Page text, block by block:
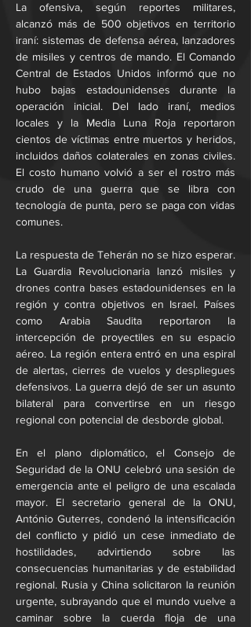
La ofensiva, según reportes militares,
alcanzó más de 500 objetivos en territorio
iraní: sistemas de defensa aérea, lanzadores
de misiles y centros de mando. El Comando
Central de Estados Unidos informó que no
hubo bajas estadounidenses durante la
operación inicial. Del lado iraní, medios
locales y la Media Luna Roja reportaron
cientos de víctimas entre muertos y heridos,
incluidos daños colaterales en zonas civiles.
El costo humano volvió a ser el rostro más
crudo de una guerra que se libra con
tecnología de punta, pero se paga con vidas
comunes.
La respuesta de Teherán no se hizo esperar.
La Guardia Revolucionaria lanzó misiles y
drones contra bases estadounidenses en la
región y contra objetivos en Israel. Países
como Arabia Saudita reportaron la
intercepción de proyectiles en su espacio
aéreo. La región entera entró en una espiral
de alertas, cierres de vuelos y despliegues
defensivos. La guerra dejó de ser un asunto
bilateral para convertirse en un riesgo
regional con potencial de desborde global.
En el plano diplomático, el Consejo de
Seguridad de la ONU celebró una sesión de
emergencia ante el peligro de una escalada
mayor. El secretario general de la ONU,
António Guterres, condenó la intensificación
del conflicto y pidió un cese inmediato de
hostilidades, advirtiendo sobre las
consecuencias humanitarias y de estabilidad
regional. Rusia y China solicitaron la reunión
urgente, subrayando que el mundo vuelve a
caminar sobre la cuerda floja de una